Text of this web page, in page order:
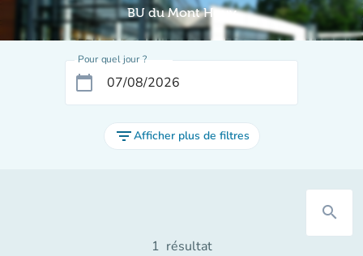
BU du Mont Houy
Pour quel jour ?
calendar_today
filter_listAfficher plus de filtres
search
1 résultat